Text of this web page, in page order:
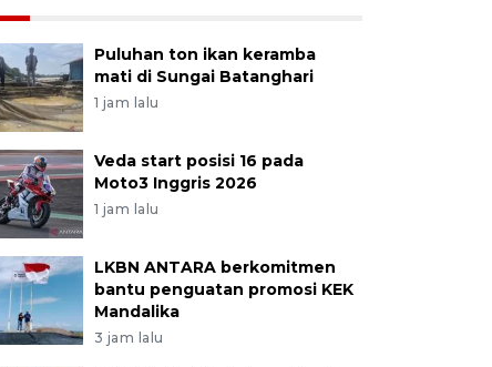
Puluhan ton ikan keramba
mati di Sungai Batanghari
1 jam lalu
Veda start posisi 16 pada
Moto3 Inggris 2026
1 jam lalu
LKBN ANTARA berkomitmen
bantu penguatan promosi KEK
Mandalika
3 jam lalu